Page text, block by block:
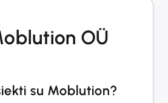
OÜ
su Moblution?